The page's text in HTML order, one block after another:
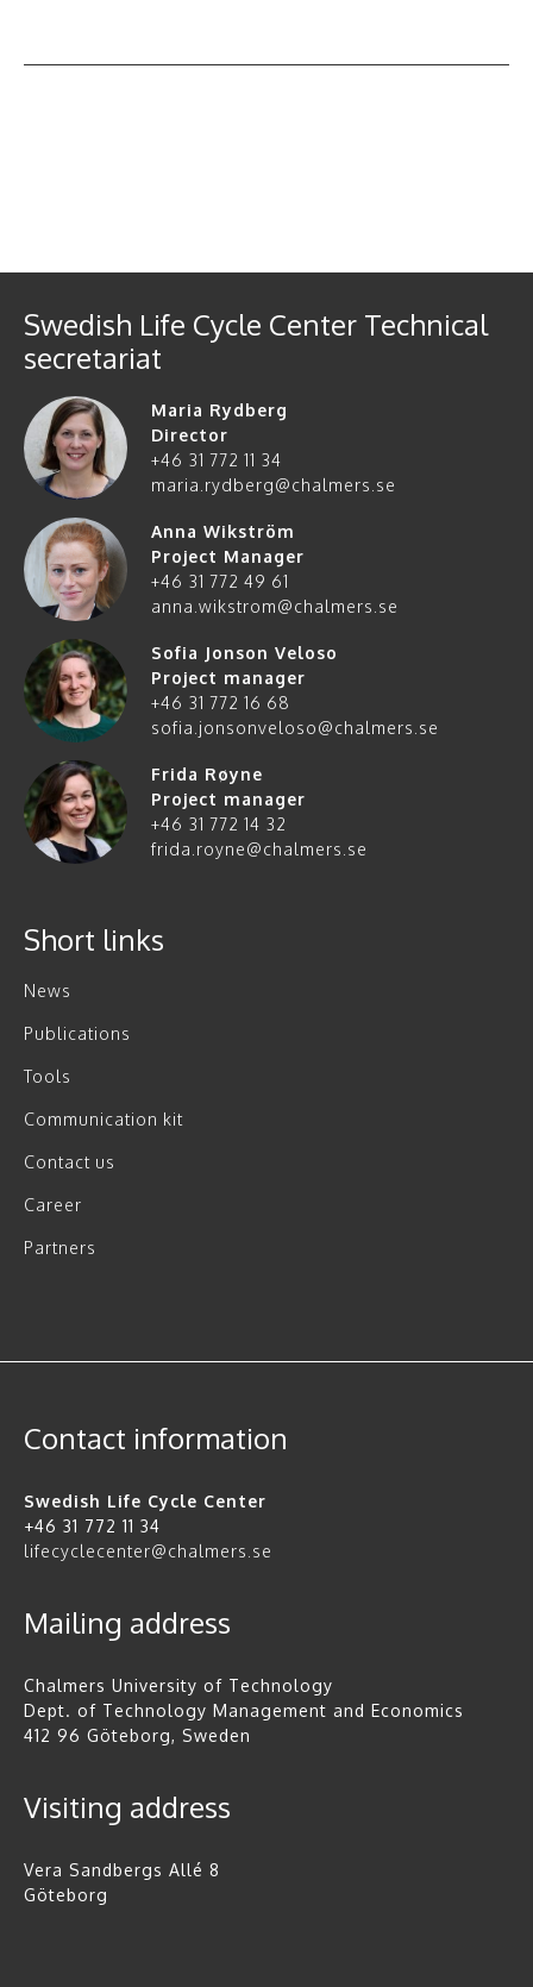
Swedish Life Cycle Center Technical
secretariat
Maria Rydberg
Director
+46 31 772 11 34
maria.rydberg@chalmers.se
Anna Wikström
Project Manager
+46 31 772 49 61
anna.wikstrom@chalmers.se
Sofia Jonson Veloso
Project manager
+46 31 772 16 68
sofia.jonsonveloso@chalmers.se
Frida Røyne
Project manager
+46 31 772 14 32
frida.royne@chalmers.se
Short links
News
Publications
Tools
Communication kit
Contact us
Career
Partners
Contact information
Swedish Life Cycle Center
+46 31 772 11 34
lifecyclecenter@chalmers.se
Mailing address
Chalmers University of Technology
Dept. of Technology Management and Economics
412 96 Göteborg, Sweden
Visiting address
Vera Sandbergs Allé 8
Göteborg